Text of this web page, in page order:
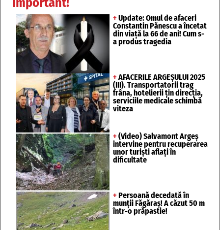
+ Update: Omul de afaceri
Constantin Pănescu a încetat
din viață la 66 de ani! Cum s-
a produs tragedia
+ AFACERILE ARGEȘULUI 2025
(III). Transportatorii trag
frâna, hotelierii țin direcția,
serviciile medicale schimbă
viteza
+ (Video) Salvamont Argeș
intervine pentru recuperarea
unor turişti aflaţi în
dificultate
+ Persoană decedată în
munții Făgăraș! A căzut 50 m
într-o prăpastie!